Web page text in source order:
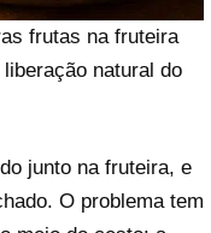
frutas na fruteira
natural do
junto na fruteira, e
O problema tem